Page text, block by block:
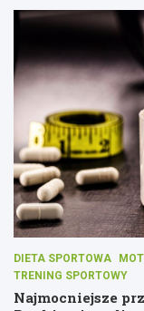
DIETA SPORTOWA
TRENING SPORTOWY
Najmocniejsze